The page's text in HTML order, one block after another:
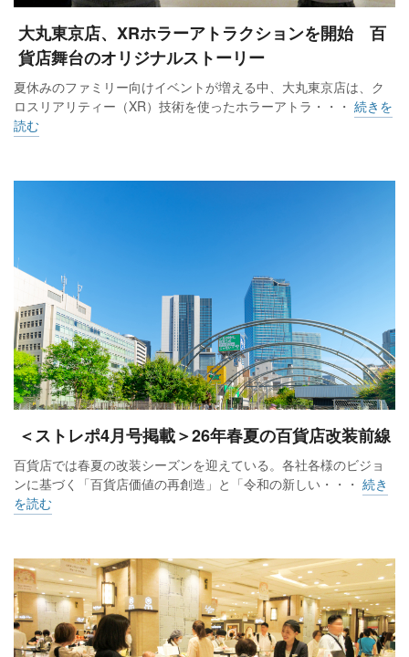
大丸東京店、XRホラーアトラクションを開始 百
貨店舞台のオリジナルストーリー
夏休みのファミリー向けイベントが増える中、大丸東京店は、ク
ロスリアリティー（XR）技術を使ったホラーアトラ・・・ 続きを
読む
＜ストレポ4月号掲載＞26年春夏の百貨店改装前線
百貨店では春夏の改装シーズンを迎えている。各社各様のビジョ
ンに基づく「百貨店価値の再創造」と「令和の新しい・・・ 続き
を読む